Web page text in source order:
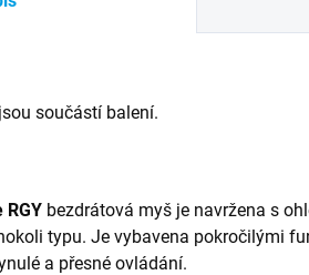
součástí balení.
bezdrátová myš je navržena s
typu. Je vybavena pokročilými
a přesné ovládání.